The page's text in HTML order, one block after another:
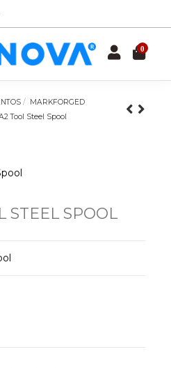
0
MARKFORGED
Tool Steel Spool
STEEL SPOOL